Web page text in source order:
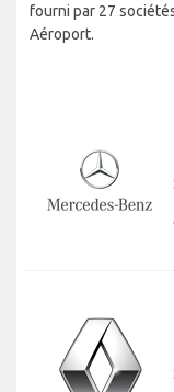
fourni par 27
Aéroport.